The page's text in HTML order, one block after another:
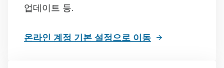
업데이트 등.
온라인 계정 기본 설정으로 이동